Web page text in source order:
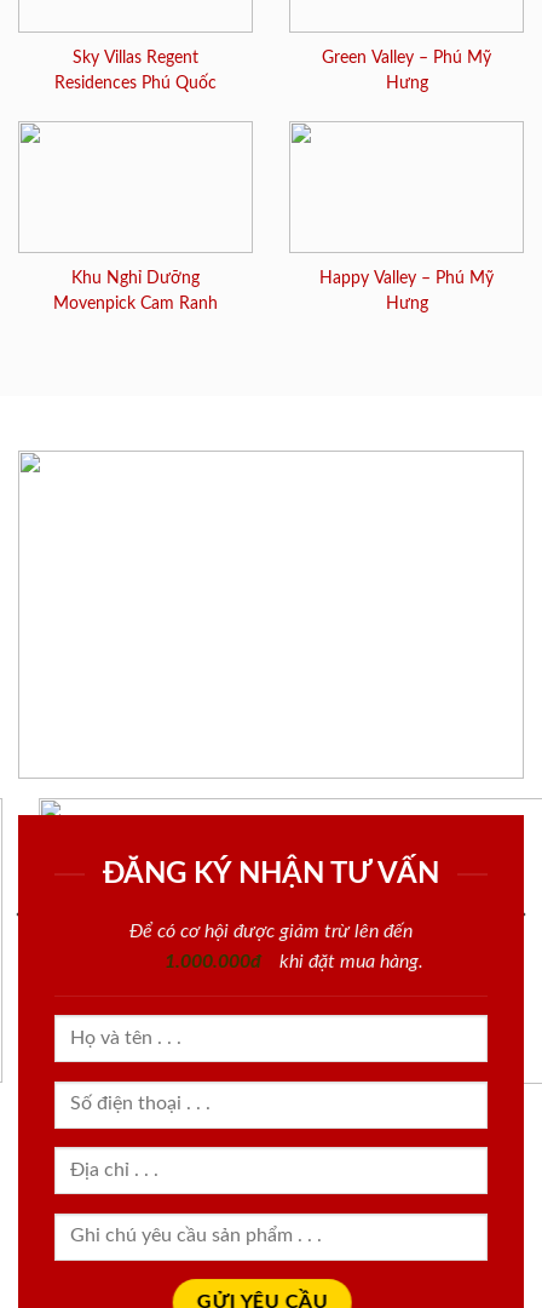
Sky Villas Regent
Residences Phú Quốc
Green Valley – Phú Mỹ
Hưng
Khu Nghỉ Dưỡng
Movenpick Cam Ranh
Happy Valley – Phú Mỹ
Hưng
ĐĂNG KÝ NHẬN TƯ VẤN
Để có cơ hội được giảm trừ lên đến
1.000.000đ
khi đặt mua hàng.